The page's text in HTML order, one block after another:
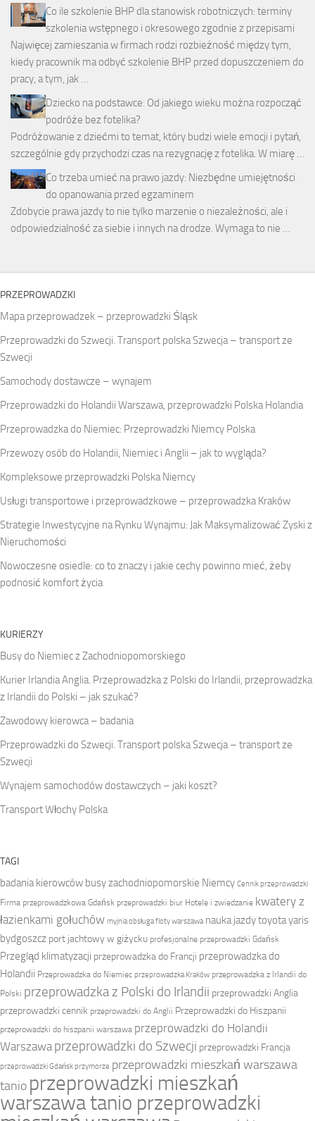
Co ile szkolenie BHP dla stanowisk robotniczych: terminy
szkolenia wstępnego i okresowego zgodnie z przepisami
Najwięcej zamieszania w firmach rodzi rozbieżność między tym,
kiedy pracownik ma odbyć szkolenie BHP przed dopuszczeniem do
pracy, a tym, jak …
Dziecko na podstawce: Od jakiego wieku można rozpocząć
podróże bez fotelika?
Podróżowanie z dziećmi to temat, który budzi wiele emocji i pytań,
szczególnie gdy przychodzi czas na rezygnację z fotelika. W miarę …
Co trzeba umieć na prawo jazdy: Niezbędne umiejętności
do opanowania przed egzaminem
Zdobycie prawa jazdy to nie tylko marzenie o niezależności, ale i
odpowiedzialność za siebie i innych na drodze. Wymaga to nie …
PRZEPROWADZKI
Mapa przeprowadzek – przeprowadzki Śląsk
Przeprowadzki do Szwecji. Transport polska Szwecja – transport ze
Szwecji
Samochody dostawcze – wynajem
Przeprowadzki do Holandii Warszawa, przeprowadzki Polska Holandia
Przeprowadzka do Niemiec: Przeprowadzki Niemcy Polska
Przewozy osób do Holandii, Niemiec i Anglii – jak to wygląda?
Kompleksowe przeprowadzki Polska Niemcy
Usługi transportowe i przeprowadzkowe – przeprowadzka Kraków
Strategie Inwestycyjne na Rynku Wynajmu: Jak Maksymalizować Zyski z
Nieruchomości
Nowoczesne osiedle: co to znaczy i jakie cechy powinno mieć, żeby
podnosić komfort życia
KURIERZY
Busy do Niemiec z Zachodniopomorskiego
Kurier Irlandia Anglia. Przeprowadzka z Polski do Irlandii, przeprowadzka
z Irlandii do Polski – jak szukać?
Zawodowy kierowca – badania
Przeprowadzki do Szwecji. Transport polska Szwecja – transport ze
Szwecji
Wynajem samochodów dostawczych – jaki koszt?
Transport Włochy Polska
TAGI
badania kierowców busy zachodniopomorskie Niemcy Cennik przeprowadzki
Firma przeprowadzkowa Gdańsk przeprowadzki biur Hotele i zwiedzanie kwatery z
łazienkami gołuchów myjnia obsługa floty warszawa nauka jazdy toyota yaris
bydgoszcz port jachtowy w giżycku profesjonalne przeprowadzki Gdańsk
Przegląd klimatyzacji przeprowadzka do Francji przeprowadzka do
Holandii Przeprowadzka do Niemiec przeprowadzka Kraków przeprowadzka z Irlandii do
Polski przeprowadzka z Polski do Irlandii przeprowadzki Anglia
przeprowadzki cennik przeprowadzki do Anglii Przeprowadzki do Hiszpanii
przeprowadzki do hiszpanii warszawa przeprowadzki do Holandii
Warszawa przeprowadzki do Szwecji przeprowadzki Francja
przeprowadzki Gdańsk przymorze przeprowadzki mieszkań warszawa
tanio przeprowadzki mieszkań
warszawa tanio przeprowadzki